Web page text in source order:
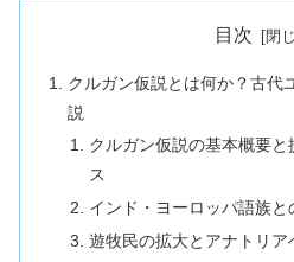
目次
クルガン仮説とは何か？古代
説
クルガン仮説の基本概要
ス
インド・ヨーロッパ語族と
遊牧民の拡大とアナトリア